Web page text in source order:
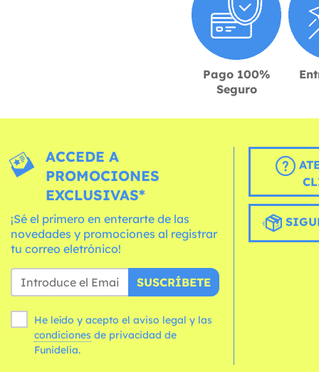
Pago 100%
Seguro
ACCEDE A
PROMOCIONES
EXCLUSIVAS*
¡Sé el primero en enterarte de las
novedades y promociones al registrar
tu correo eletrónico!
SUSCRÍBETE
He leído y acepto el aviso legal y las
condiciones
Funidelia.